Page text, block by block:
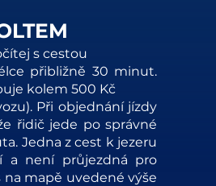
s cestou
přibližně 30 minut.
kolem 500 Kč
Při objednání jízdy
řidič jede po správné
Jedna z cest k jezeru
a není průjezdná pro
na mapě uvedené výše